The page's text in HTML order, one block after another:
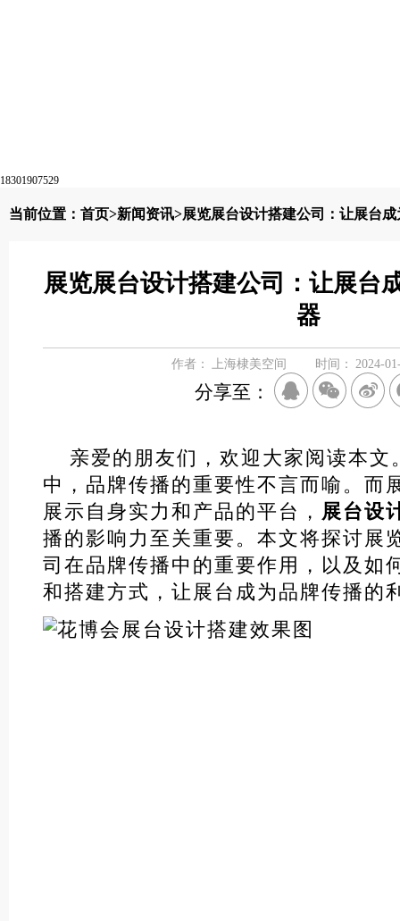
18301907529
当前位置： 首页>新闻资讯>展览展台设计搭建公司：让展台
展览展台设计搭建公司：让展台
器
作者： 上海棣美空间 时间： 2024-
分享至：
亲爱的朋友们，欢迎大家阅读本文
中，品牌传播的重要性不言而喻。而
展示自身实力和产品的平台， 展台设
播的影响力至关重要。本文将探讨展
司在品牌传播中的重要作用，以及如
和搭建方式，让展台成为品牌传播的